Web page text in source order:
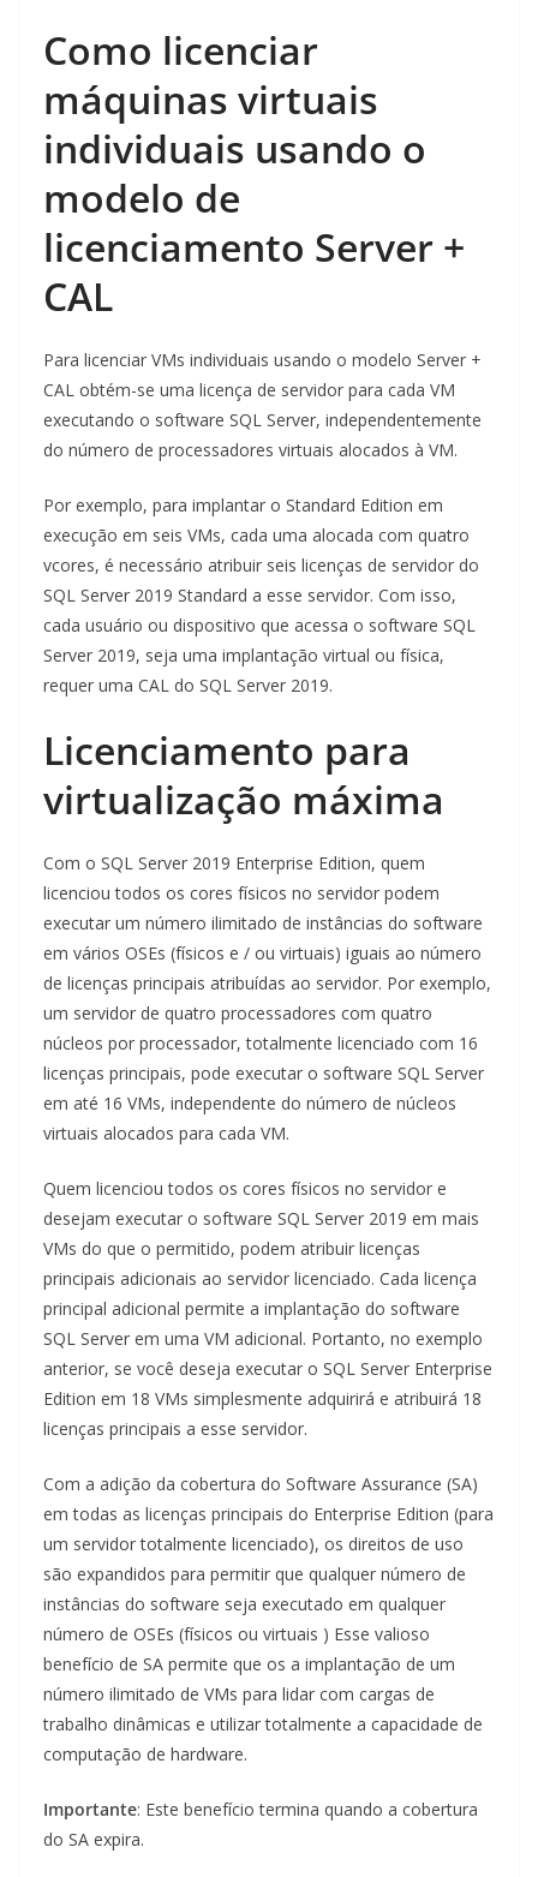
Como licenciar
máquinas virtuais
individuais usando o
modelo de
licenciamento Server +
CAL
Para licenciar VMs individuais usando o modelo Server +
CAL obtém-se uma licença de servidor para cada VM
executando o software SQL Server, independentemente
do número de processadores virtuais alocados à VM.
Por exemplo, para implantar o Standard Edition em
execução em seis VMs, cada uma alocada com quatro
vcores, é necessário atribuir seis licenças de servidor do
SQL Server 2019 Standard a esse servidor. Com isso,
cada usuário ou dispositivo que acessa o software SQL
Server 2019, seja uma implantação virtual ou física,
requer uma CAL do SQL Server 2019.
Licenciamento para
virtualização máxima
Com o SQL Server 2019 Enterprise Edition, quem
licenciou todos os cores físicos no servidor podem
executar um número ilimitado de instâncias do software
em vários OSEs (físicos e / ou virtuais) iguais ao número
de licenças principais atribuídas ao servidor. Por exemplo,
um servidor de quatro processadores com quatro
núcleos por processador, totalmente licenciado com 16
licenças principais, pode executar o software SQL Server
em até 16 VMs, independente do número de núcleos
virtuais alocados para cada VM.
Quem licenciou todos os cores físicos no servidor e
desejam executar o software SQL Server 2019 em mais
VMs do que o permitido, podem atribuir licenças
principais adicionais ao servidor licenciado. Cada licença
principal adicional permite a implantação do software
SQL Server em uma VM adicional. Portanto, no exemplo
anterior, se você deseja executar o SQL Server Enterprise
Edition em 18 VMs simplesmente adquirirá e atribuirá 18
licenças principais a esse servidor.
Com a adição da cobertura do Software Assurance (SA)
em todas as licenças principais do Enterprise Edition (para
um servidor totalmente licenciado), os direitos de uso
são expandidos para permitir que qualquer número de
instâncias do software seja executado em qualquer
número de OSEs (físicos ou virtuais ) Esse valioso
benefício de SA permite que os a implantação de um
número ilimitado de VMs para lidar com cargas de
trabalho dinâmicas e utilizar totalmente a capacidade de
computação de hardware.
Importante: Este benefício termina quando a cobertura
do SA expira.